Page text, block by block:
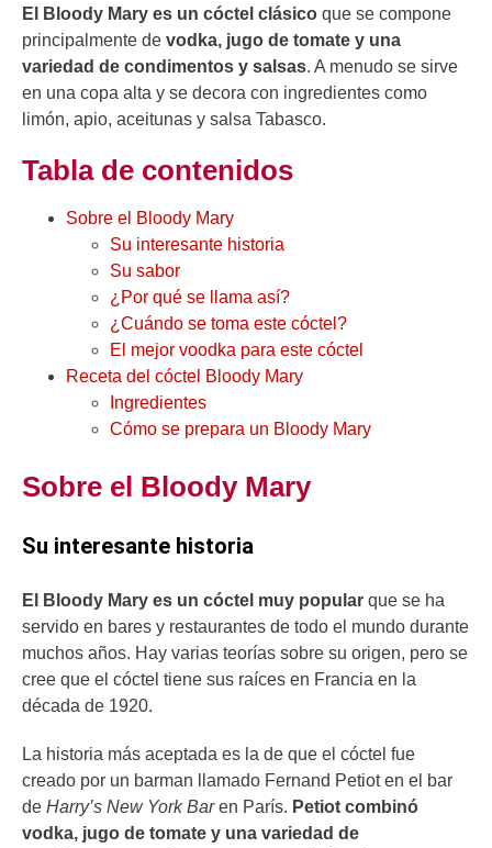
El Bloody Mary es un cóctel clásico que se compone
principalmente de vodka, jugo de tomate y una
variedad de condimentos y salsas. A menudo se sirve
en una copa alta y se decora con ingredientes como
limón, apio, aceitunas y salsa Tabasco.
Tabla de contenidos
Sobre el Bloody Mary
Su interesante historia
Su sabor
¿Por qué se llama así?
¿Cuándo se toma este cóctel?
El mejor voodka para este cóctel
Receta del cóctel Bloody Mary
Ingredientes
Cómo se prepara un Bloody Mary
Sobre el Bloody Mary
Su interesante historia
El Bloody Mary es un cóctel muy popular que se ha
servido en bares y restaurantes de todo el mundo durante
muchos años. Hay varias teorías sobre su origen, pero se
cree que el cóctel tiene sus raíces en Francia en la
década de 1920.
La historia más aceptada es la de que el cóctel fue
creado por un barman llamado Fernand Petiot en el bar
de Harry’s New York Baren París. Petiot combinó
vodka, jugo de tomate y una variedad de